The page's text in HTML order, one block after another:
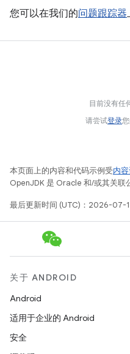
您可以在我们的问题跟踪器
目前没有任
请尝试登录
本页面上的内容和代码示例受内
OpenJDK 是 Oracle 和/或其关联
最后更新时间 (UTC)：2026-07-
关于 ANDROID
Android
适用于企业的 Android
安全